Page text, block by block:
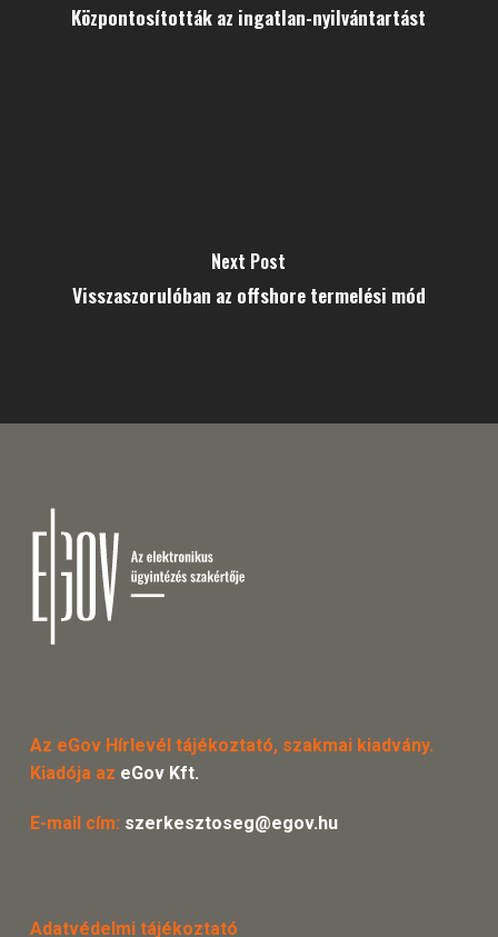
Központosították az ingatlan-nyilvántartást
Next Post
Visszaszorulóban az offshore termelési mód
Az eGov Hírlevél tájékoztató, szakmai kiadvány.
Kiadója az eGov Kft.
E-mail cím: szerkesztoseg@egov.hu
Adatvédelmi tájékoztató